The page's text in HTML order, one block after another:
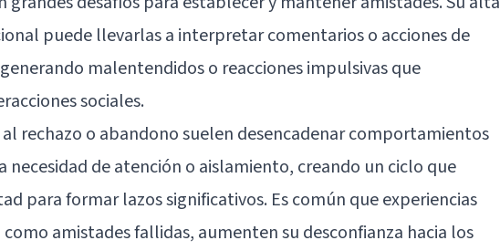
puede llevarlas a interpretar comentarios o acciones de
malentendidos o reacciones impulsivas que
sociales.
rechazo o abandono suelen desencadenar comportamientos
necesidad de atención o aislamiento, creando un ciclo que
para formar lazos significativos. Es común que experiencias
amistades fallidas, aumenten su desconfianza hacia los